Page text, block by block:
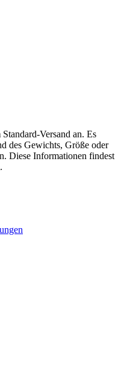
Versand an. Es
des Gewichts, Größe oder
Diese Informationen findest